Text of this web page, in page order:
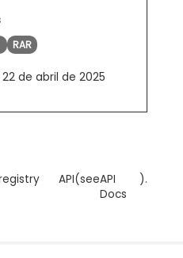
RAR
22 de abril de 2025
API(seeAPI
Docs
).